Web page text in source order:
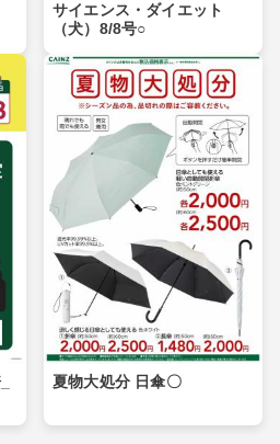
サイエンス・ダイエット
（犬）8/8号○
夏物大処分 日傘〇